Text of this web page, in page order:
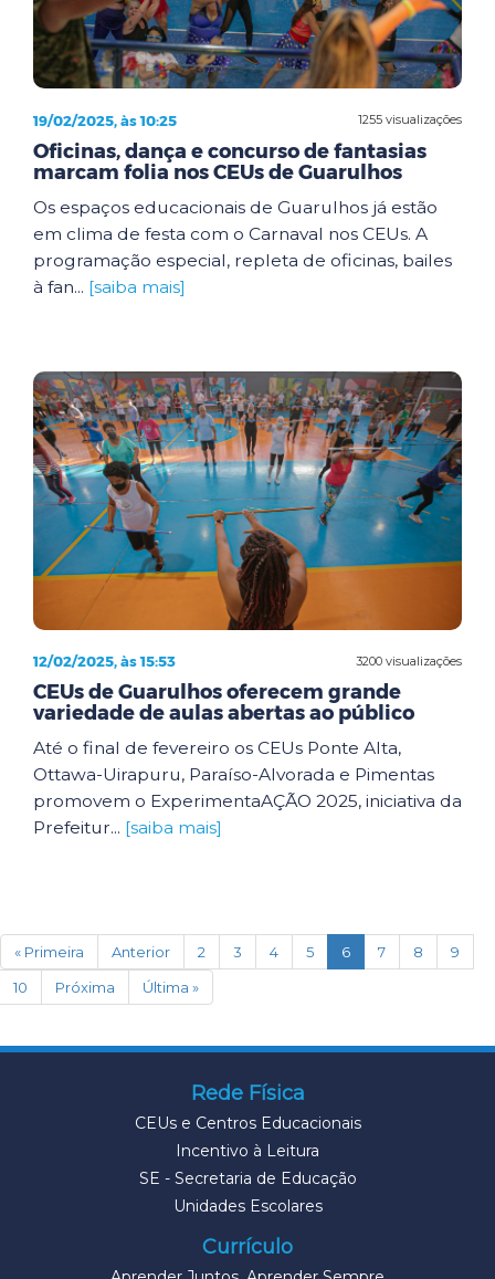
1255 visualizações
19/02/2025, às 10:25
Oficinas, dança e concurso de fantasias
marcam folia nos CEUs de Guarulhos
Os espaços educacionais de Guarulhos já estão
em clima de festa com o Carnaval nos CEUs. A
programação especial, repleta de oficinas, bailes
à fan... [saiba mais]
3200 visualizações
12/02/2025, às 15:53
CEUs de Guarulhos oferecem grande
variedade de aulas abertas ao público
Até o final de fevereiro os CEUs Ponte Alta,
Ottawa-Uirapuru, Paraíso-Alvorada e Pimentas
promovem o ExperimentaAÇÃO 2025, iniciativa da
Prefeitur... [saiba mais]
« Primeira Anterior 2 3 4 5 6(current)
7 8
9
10
Próxima Última »
Rede Física
CEUs e Centros Educacionais
Incentivo à Leitura
SE - Secretaria de Educação
Unidades Escolares
Currículo